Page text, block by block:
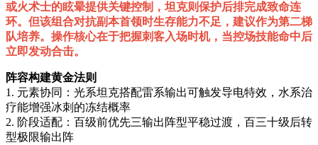
或火术士的眩晕提供关键控制，坦克则保护后排完成致命连
环。但该组合对抗副本首领时生存能力不足，建议作为第二梯
队培养。操作核心在于把握刺客入场时机，当控场技能命中后
立即发动合击。
阵容构建黄金法则
1. 元素协同：光系坦克搭配雷系输出可触发导电特效，水系治
疗能增强冰刺的冻结概率
2. 阶段适配：百级前优先三输出阵型平稳过渡，百三十级后转
型极限输出阵